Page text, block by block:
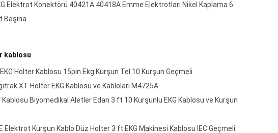
Elektrot Konektörü 40421A 40418A Emme Elektrotları Nikel Kaplama 6
Başına
kablosu
EKG Holter Kablosu 15pin Ekg Kurşun Tel 10 Kurşun Geçmeli
XT Holter EKG Kablosu ve Kabloları M4725A
Kablosu Biyomedikal Aletler Edan 3 ft 10 Kurşunlu EKG Kablosu ve Kurşun
Elektrot Kurşun Kablo Düz Holter 3 ft EKG Makinesi Kablosu IEC Geçmeli